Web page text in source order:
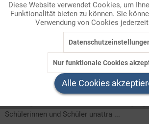
Luthers Wurzeln - zwischen Himmel und
Anfänge der Reformation
Luthers reformatorische Entwicklung
Reformation und Gegenreformation
Ideenbörse
Martin Luther ist ohne Zweifel eine der
kirchenhistorischen Personen der
Schülerinnen und Schüler unattra ...
Marketing
Diese Website verwendet Cookies, um
Funktionalität bieten zu können. Sie
Verwendung von Cookies jederzeit
Nur funktionale Cookies
Alle Cookies